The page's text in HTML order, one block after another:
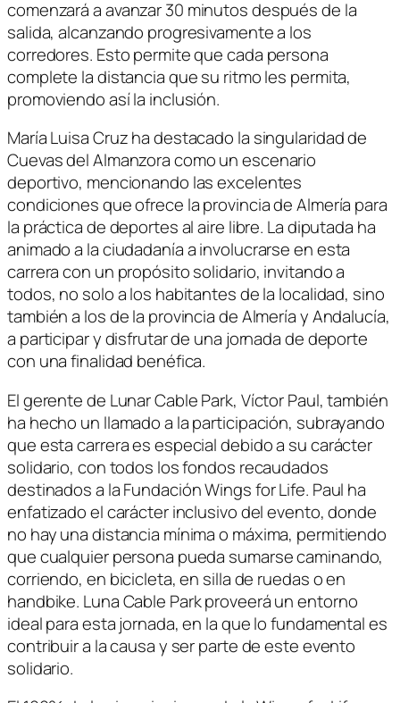
comenzará a avanzar 30 minutos después de la
salida, alcanzando progresivamente a los
corredores. Esto permite que cada persona
complete la distancia que su ritmo les permita,
promoviendo así la inclusión.
María Luisa Cruz ha destacado la singularidad de
Cuevas del Almanzora como un escenario
deportivo, mencionando las excelentes
condiciones que ofrece la provincia de Almería para
la práctica de deportes al aire libre. La diputada ha
animado a la ciudadanía a involucrarse en esta
carrera con un propósito solidario, invitando a
todos, no solo a los habitantes de la localidad, sino
también a los de la provincia de Almería y Andalucía,
a participar y disfrutar de una jornada de deporte
con una finalidad benéfica.
El gerente de Lunar Cable Park, Víctor Paul, también
ha hecho un llamado a la participación, subrayando
que esta carrera es especial debido a su carácter
solidario, con todos los fondos recaudados
destinados a la Fundación Wings for Life. Paul ha
enfatizado el carácter inclusivo del evento, donde
no hay una distancia mínima o máxima, permitiendo
que cualquier persona pueda sumarse caminando,
corriendo, en bicicleta, en silla de ruedas o en
handbike. Luna Cable Park proveerá un entorno
ideal para esta jornada, en la que lo fundamental es
contribuir a la causa y ser parte de este evento
solidario.